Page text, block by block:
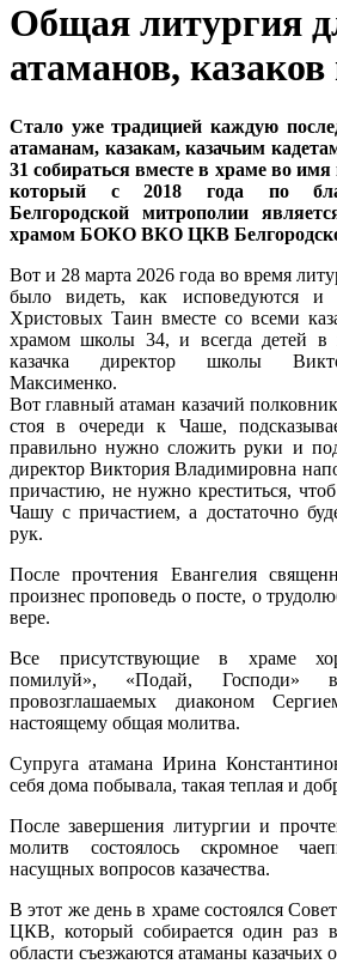
Общая литургия
атаманов, казаков
Стало уже традицией каждую
атаманам, казакам, казачьим
31 собираться вместе в храме во
который с 2018 года по
Белгородской митрополии
храмом БОКО ВКО ЦКВ
Вот и 28 марта 2026 года во время
было видеть, как исповедуются и
Христовых Таин вместе со всеми
храмом школы 34, и всегда детей в
казачка директор школы
Максименко.
Вот главный атаман казачий
стоя в очереди к Чаше,
правильно нужно сложить руки и
директор Виктория Владимировна
причастию, не нужно креститься,
Чашу с причастием, а достаточно
рук.
После прочтения Евангелия
произнес проповедь о посте, о
вере.
Все присутствующие в храме
помилуй», «Подай, Господи»
провозглашаемых диаконом
настоящему общая молитва.
Супруга атамана Ирина
себя дома побывала, такая теплая и
После завершения литургии и
молитв состоялось скромное
насущных вопросов казачества.
В этот же день в храме состоялся
ЦКВ, который собирается один раз
области съезжаются атаманы казачьих